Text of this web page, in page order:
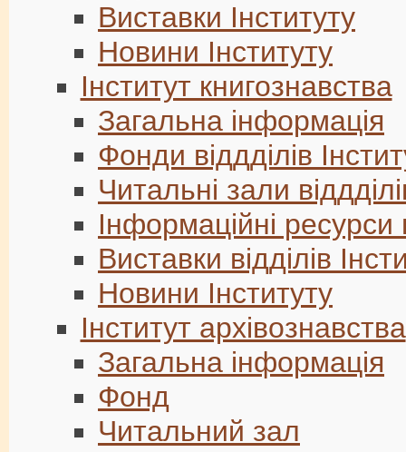
Виставки Інституту
Новини Інституту
Інститут книгознавства
Загальна інформація
Фонди віддділів
Читальні зали
Інформаційні ресурси
Виставки відділів
Новини Інституту
Інститут архівознавства
Загальна інформація
Фонд
Читальний зал